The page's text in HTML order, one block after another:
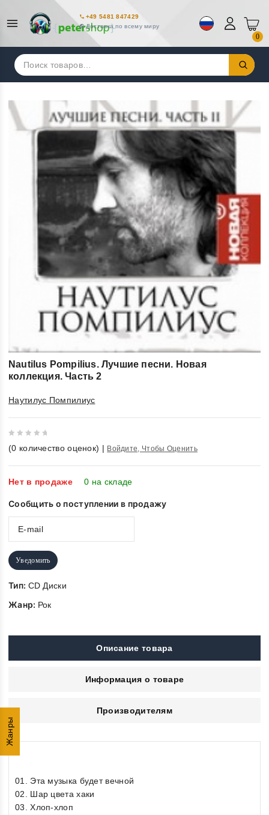
+49 5481 847429
Доставка по всему миру
0
Искать:
Жанры
Nautilus Pompilius. Лучшие песни. Новая
коллекция. Часть 2
Наутилус Помпилиус
out
of
5
(0 количество оценок) | Войдите, Чтобы Оценить
Нет в продаже 0 на складе
Сообщить о поступлении в продажу
Уведомить
Тип: CD Диски
Жанр: Рок
Описание товара
Информация о товаре
Производителям
01. Эта музыка будет вечной
02. Шар цвета хаки
03. Хлоп-хлоп